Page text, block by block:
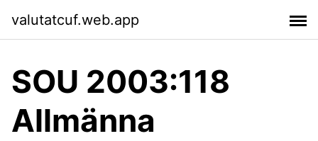
valutatcuf.web.app
SOU 2003:118
Allmänna